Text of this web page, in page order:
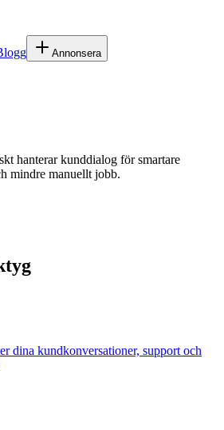
Annonsera
hanterar kunddialog för smartare
mindre manuellt jobb.
dina kundkonversationer, support och